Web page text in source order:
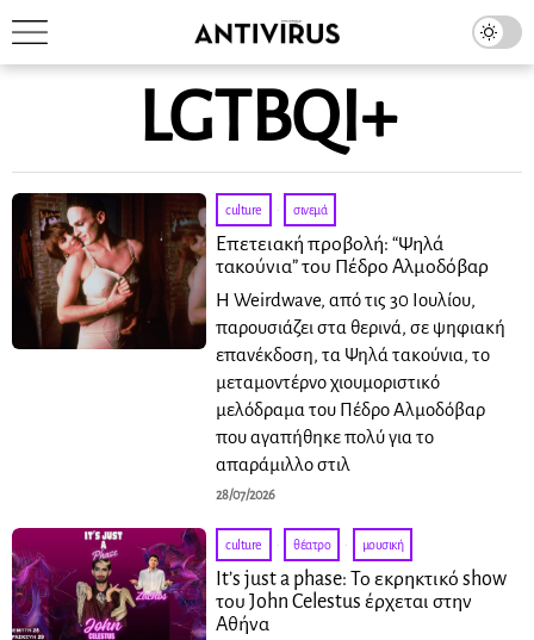
LGTBQI+
culture · σινεμά
Επετειακή προβολή: “Ψηλά
τακούνια” του Πέδρο Αλμοδόβαρ
Η Weirdwave, από τις 30 Ιουλίου,
παρουσιάζει στα θερινά, σε ψηφιακή
επανέκδοση, τα Ψηλά τακούνια, το
μεταμοντέρνο χιουμοριστικό
μελόδραμα του Πέδρο Αλμοδόβαρ
που αγαπήθηκε πολύ για το
απαράμιλλο στιλ
28/07/2026
culture · θέατρο · μουσική
It’s just a phase: Το εκρηκτικό show
του John Celestus έρχεται στην
Αθήνα